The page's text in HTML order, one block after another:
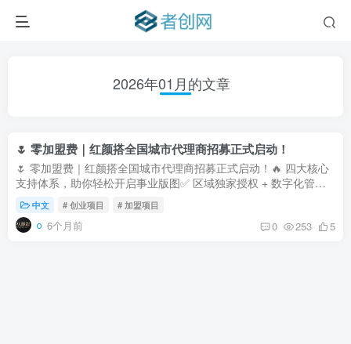
2026年01月的文章
🌷 零加盟费｜红颜搭全国城市代理商招募正式启动！
🌷 零加盟费｜红颜搭全国城市代理商招募正式启动！🔥 四大核心
支持体系，助你轻松开启事业版图✅ 区域独家授权 + 数字化管理
后台享有城市独家运营权，配备独立管理后台，收益数据透明可
视，经营...
中文 # 创业项目 # 加盟项目
6个月前 0 253 5